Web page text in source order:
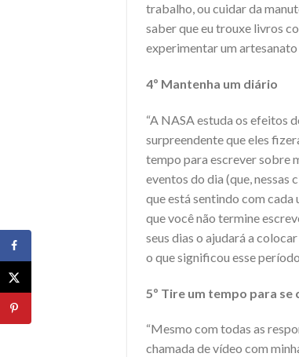
trabalho, ou cuidar da
saber que eu trouxe livros
experimentar um
4º Mantenha um diário
“A NASA estuda os efeitos
surpreendente que eles
tempo para escrever sobre
eventos do dia (que, nessas
que está sentindo com cada
que você não termine
seus dias o ajudará a
o que significou esse
5º Tire um tempo para
“Mesmo com todas as
chamada de vídeo com